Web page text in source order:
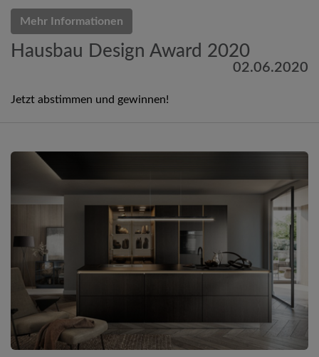
Mehr Informationen
Hausbau Design Award 2020
02.06.2020
Jetzt abstimmen und gewinnen!